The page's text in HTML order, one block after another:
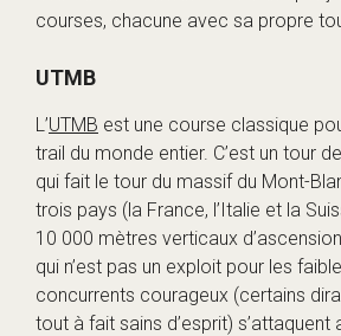
courses, chacune avec sa propre
UTMB
L’UTMB est une course classique
trail du monde entier. C’est un tour
qui fait le tour du massif du Mont-
trois pays (la France, l’Italie et la
10 000 mètres verticaux
qui n’est pas un exploit pour les
concurrents courageux (certains
tout à fait sains d’esprit) s’attaquent